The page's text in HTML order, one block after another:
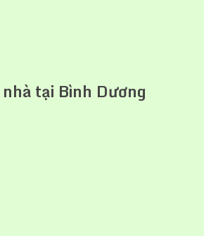
tại Bình Dương